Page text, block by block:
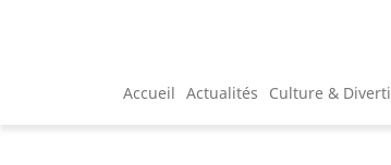
Accueil Actualités Culture &